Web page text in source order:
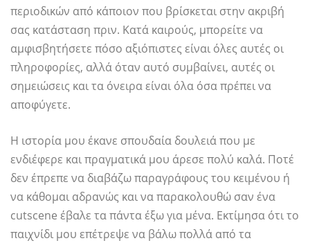
περιοδικών από κάποιον που βρίσκεται στην ακριβή
σας κατάσταση πριν. Κατά καιρούς, μπορείτε να
αμφισβητήσετε πόσο αξιόπιστες είναι όλες αυτές οι
πληροφορίες, αλλά όταν αυτό συμβαίνει, αυτές οι
σημειώσεις και τα όνειρα είναι όλα όσα πρέπει να
αποφύγετε.
Η ιστορία μου έκανε σπουδαία δουλειά που με
ενδιέφερε και πραγματικά μου άρεσε πολύ καλά. Ποτέ
δεν έπρεπε να διαβάζω παραγράφους του κειμένου ή
να κάθομαι αδρανώς και να παρακολουθώ σαν ένα
cutscene έβαλε τα πάντα έξω για μένα. Εκτίμησα ότι το
παιχνίδι μου επέτρεψε να βάλω πολλά από τα